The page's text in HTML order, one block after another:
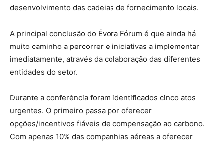
desenvolvimento das cadeias de fornecimento locais.
A principal conclusão do Évora Fórum é que ainda há
muito caminho a percorrer e iniciativas a implementar
imediatamente, através da colaboração das diferentes
entidades do setor.
Durante a conferência foram identificados cinco atos
urgentes. O primeiro passa por oferecer
opções/incentivos fiáveis de compensação ao carbono.
Com apenas 10% das companhias aéreas a oferecer